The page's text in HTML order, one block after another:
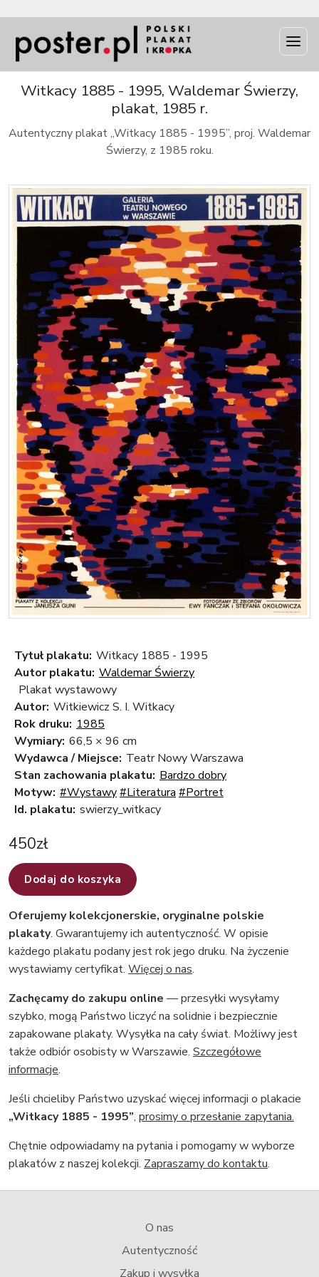
Witkacy 1885 - 1995, Waldemar Świerzy,
plakat, 1985 r.
Autentyczny plakat „Witkacy 1885 - 1995”, proj. Waldemar
Świerzy, z 1985 roku.
Tytuł plakatu: Witkacy 1885 - 1995
Autor plakatu: Waldemar Świerzy
Plakat wystawowy
Autor: Witkiewicz S. I. Witkacy
Rok druku: 1985
Wymiary: 66,5 × 96 cm
Wydawca / Miejsce: Teatr Nowy Warszawa
Stan zachowania plakatu: Bardzo dobry
Motyw: #Wystawy#Literatura #Portret
Id. plakatu: swierzy_witkacy
450zł
Dodaj do koszyka
Oferujemy kolekcjonerskie, oryginalne polskie
plakaty. Gwarantujemy ich autentyczność. W opisie
każdego plakatu podany jest rok jego druku. Na życzenie
wystawiamy certyfikat. Więcej o nas.
Zachęcamy do zakupu online — przesyłki wysyłamy
szybko, mogą Państwo liczyć na solidnie i bezpiecznie
zapakowane plakaty. Wysyłka na cały świat. Możliwy jest
także odbiór osobisty w Warszawie. Szczegółowe
informacje.
Jeśli chcieliby Państwo uzyskać więcej informacji o plakacie
„Witkacy 1885 - 1995”, prosimy o przesłanie zapytania.
Chętnie odpowiadamy na pytania i pomogamy w wyborze
plakatów z naszej kolekcji. Zapraszamy do kontaktu.
O nas
Autentyczność
Zakup i wysyłka